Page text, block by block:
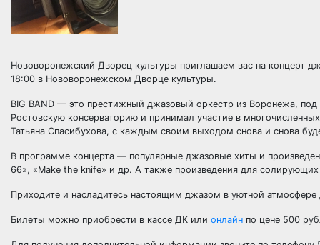
Нововоронежский Дворец культуры приглашаем вас на концерт
18:00 в Нововоронежском Дворце культуры.
BIG BAND — это престижный джазовый оркестр из Воронежа,
Ростовскую консерваторию и принимал участие в
Татьяна Спасибухова, с каждым своим выходом снова и снова
В программе концерта — популярные джазовые хиты и
66», «Make the knife» и др. А также произведения для
Приходите и насладитесь настоящим джазом в уютной атмосфере
Билеты можно приобрести в кассе ДК или онлайн по цене 500